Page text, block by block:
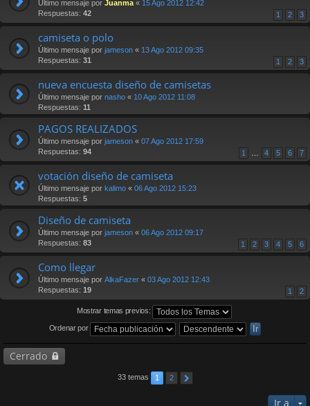
Último mensaje por Juanma « 15 Ago 2012 12:42
Respuestas: 42 1 2 3
camiseta o polo
Último mensaje por jameson « 13 Ago 2012 09:35
Respuestas: 31 1 2 3
nueva encuesta diseño de camisetas
Último mensaje por nasho « 10 Ago 2012 11:08
Respuestas: 11
PAGOS REALIZADOS
Último mensaje por jameson « 07 Ago 2012 17:59
Respuestas: 94 1 4 5 6 7
votación diseño de camiseta
Último mensaje por kalimo « 06 Ago 2012 15:23
Respuestas: 5
Diseño de camiseta
Último mensaje por jameson « 06 Ago 2012 09:17
Respuestas: 83 1 2 3 4 5 6
Como llegar
Último mensaje por AlkaFazer « 03 Ago 2012 12:43
Respuestas: 19 1 2
Mostrar temas previos:
Ordenar por
Cerrado
33 temas 1 2
Ir a